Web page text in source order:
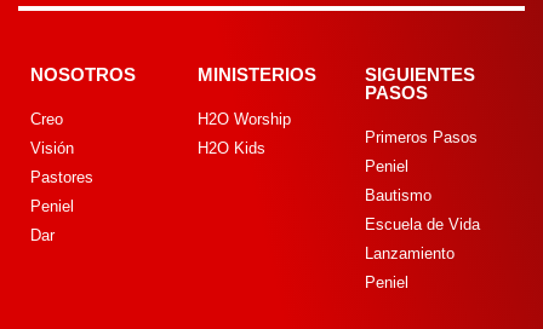
NOSOTROS
Creo
Visión
Pastores
Peniel
Dar
MINISTERIOS
H2O Worship
H2O Kids
SIGUIENTES
PASOS
Primeros Pasos
Peniel
Bautismo
Escuela de Vida
Lanzamiento
Peniel